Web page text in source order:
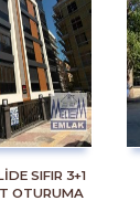
SIFIR 3+1
OTURUMA